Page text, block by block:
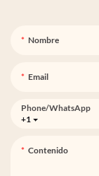
Nombre
Email
+1
Phone/whatsApp
Contenido